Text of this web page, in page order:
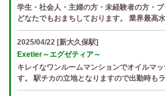
学生・社会人・主婦の方・未経験者の方・
どなたでもおまちしております。 業界最高
2025/04/22 [新大久保駅]
Exetier～エグゼティア～
キレイなワンルームマンションでオイルマ
す。 駅チカの立地となりますので出勤時も